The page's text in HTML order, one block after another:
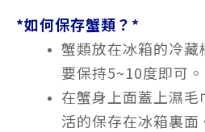
*如何保存蟹類？*
蟹類放在冰箱的冷
要保持5~10度即可。
在蟹身上面蓋上濕
活的保存在冰箱裏面